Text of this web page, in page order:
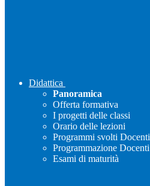
Didattica
Panoramica
Offerta formativa
I progetti delle classi
Orario delle lezioni
Programmi svolti Docenti
Programmazione Docenti
Esami di maturità